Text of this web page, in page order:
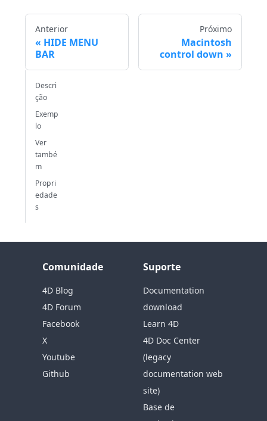
Anterior
HIDE MENU
BAR
Próximo
Macintosh
control down
Descri
ção
Exemp
lo
Ver
també
m
Propri
edade
s
Comunidade
4D Blog
4D Forum
Facebook
X
Youtube
Github
Suporte
Documentation
download
Learn 4D
4D Doc Center
(legacy
documentation web
site)
Base de